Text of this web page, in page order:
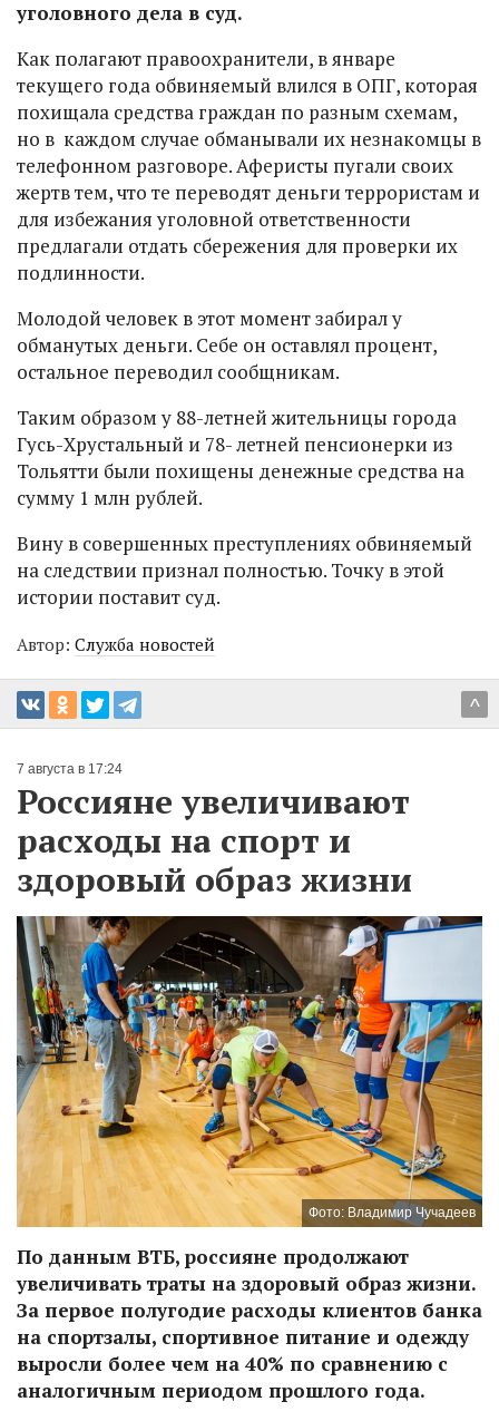
уголовного дела в суд.
Как полагают правоохранители, в январе
текущего года обвиняемый влился в ОПГ, которая
похищала средства граждан по разным схемам,
но в каждом случае обманывали их незнакомцы в
телефонном разговоре. Аферисты пугали своих
жертв тем, что те переводят деньги террористам и
для избежания уголовной ответственности
предлагали отдать сбережения для проверки их
подлинности.
Молодой человек в этот момент забирал у
обманутых деньги. Себе он оставлял процент,
остальное переводил сообщникам.
Таким образом у 88-летней жительницы города
Гусь-Хрустальный и 78- летней пенсионерки из
Тольятти были похищены денежные средства на
сумму 1 млн рублей.
Вину в совершенных преступлениях обвиняемый
на следствии признал полностью. Точку в этой
истории поставит суд.
Автор: Служба новостей
^
7 августа в 17:24
Россияне увеличивают
расходы на спорт и
здоровый образ жизни
Фото: Владимир Чучадеев
По данным ВТБ, россияне продолжают
увеличивать траты на здоровый образ жизни.
За первое полугодие расходы клиентов банка
на спортзалы, спортивное питание и одежду
выросли более чем на 40% по сравнению с
аналогичным периодом прошлого года.